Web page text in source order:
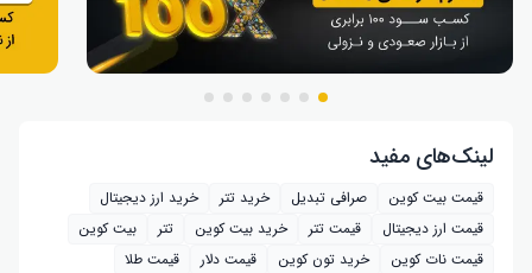
لینک‌های مفید
قیمت بیت کوین صرافی تبدیل خرید تتر
خرید ارز دیجیتال
قیمت ارز دیجیتال
قیمت تتر خرید بیت‌ کوین تتر
بیت کوین
قیمت نات کوین
خرید تون کوین قیمت دلار
قیمت طلا